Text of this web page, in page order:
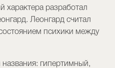
характера разработал
Леонгард считал
психики между
гипертимный,